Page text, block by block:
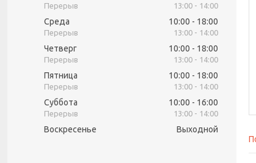
13:00 14:00
Среда 10:00 18:00
13:00 14:00
Четверг 10:00 18:00
13:00 14:00
Пятница 10:00 18:00
13:00 14:00
Суббота 10:00 16:00
13:00 14:00
Воскресенье Выходной